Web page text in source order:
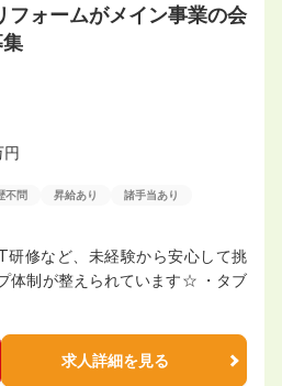
ォームがメイン事業の会
不問 昇給あり 諸手当あり
研修など、未経験から安心して挑
体制が整えられています☆ ・タブ
求人詳細を見る